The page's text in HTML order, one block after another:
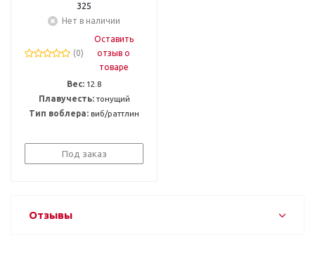
325
Нет в наличии
(0)
Оставить
отзыв о
товаре
Вес: 12.8
Плавучесть: тонущий
Тип воблера: виб/раттлин
Под заказ
Отзывы